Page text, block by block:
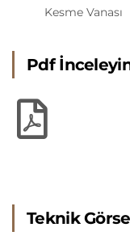
Kesme Vanası
Pdf
Teknik